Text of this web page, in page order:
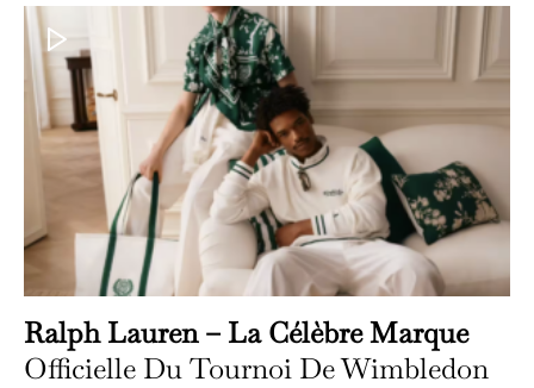
Ralph Lauren – La Célèbre Marque
Officielle Du Tournoi De Wimbledon